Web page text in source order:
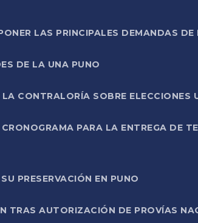
LAS PRINCIPALES DEMANDAS DE
DE LA UNA PUNO
CONTRALORÍA SOBRE ELECCIONES
PARA LA ENTREGA DE
PRESERVACIÓN EN PUNO
TRAS AUTORIZACIÓN DE PROVÍAS